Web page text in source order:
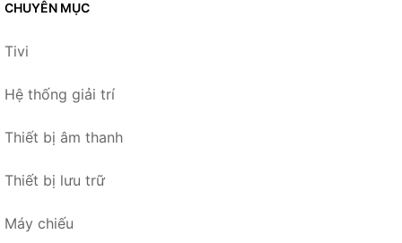
CHUYÊN MỤC
Tivi
Hệ thống giải trí
Thiết bị âm thanh
Thiết bị lưu trữ
Máy chiếu